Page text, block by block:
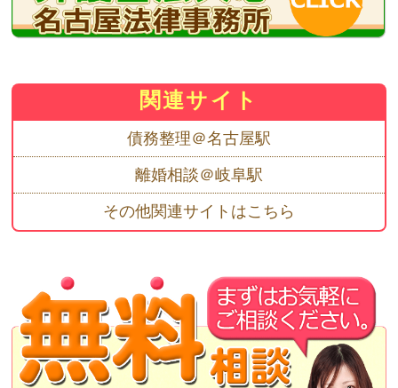
関連サイト
債務整理＠名古屋駅
離婚相談＠岐阜駅
その他関連サイトはこちら